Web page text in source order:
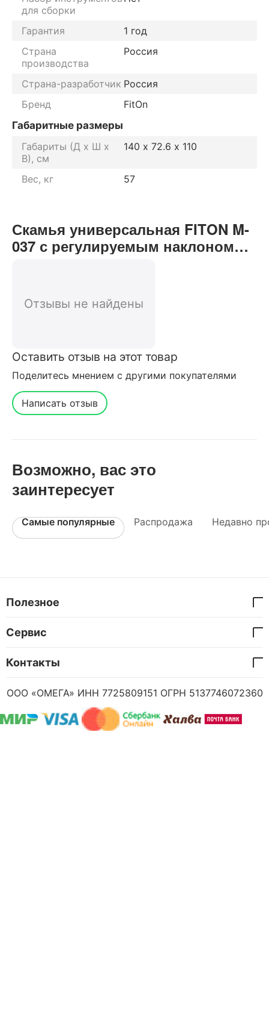
для сборки
Гарантия
1 год
Страна
производства
Россия
Страна-разработчик Россия
Бренд
FitOn
Габаритные размеры
Габариты (Д х Ш х
В), см
140 х 72.6 х 110
Вес, кг 57
Скамья универсальная FITON M-
037 с регулируемым наклоном
магазина
Отзывы не найдены
Оставить отзыв на этот товар
Поделитесь мнением с другими покупателями
Написать отзыв
Возможно, вас это
заинтересует
Самые популярные Распродажа Недавно
Полезное
Сервис
Контакты
ООО «ОМЕГА» ИНН 7725809151 ОГРН 5137746072360